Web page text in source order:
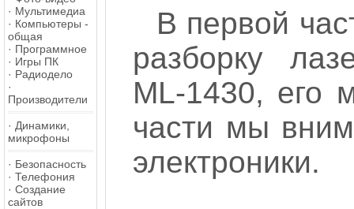
· Мультимедиа
· Компьютеры -
общая
· Программное
· Игры ПК
· Радиодело
·
Производители
· Динамики,
микрофоны
· Безопасность
· Телефония
· Создание
сайтов
В первой
разборку
ML-1430, его
части мы
электроники.